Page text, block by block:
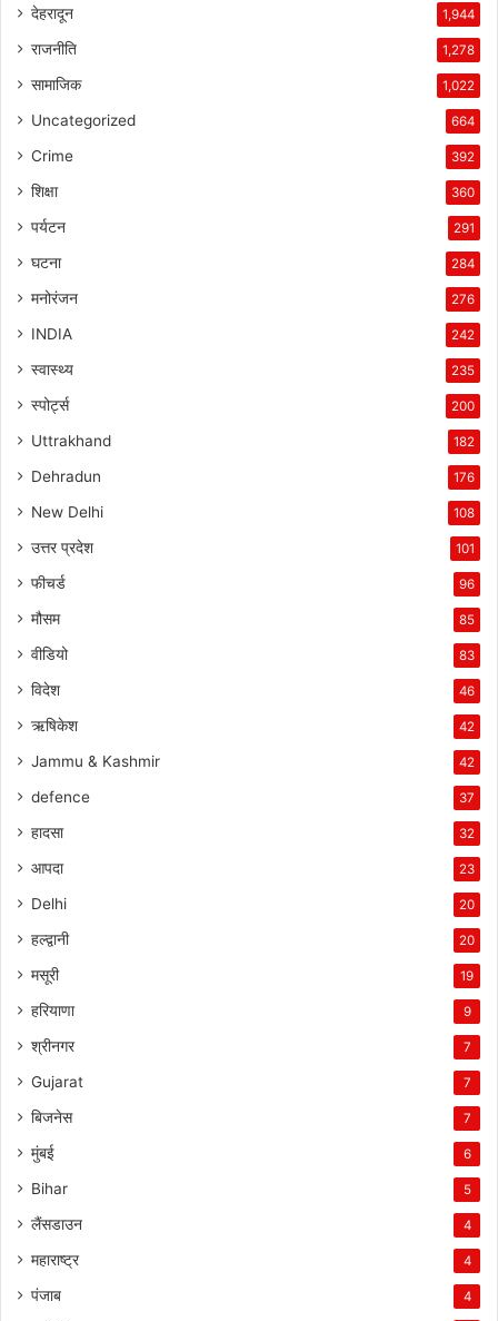
देहरादून 1,944
राजनीति 1,278
सामाजिक 1,022
Uncategorized 664
Crime 392
शिक्षा 360
पर्यटन 291
घटना 284
मनोरंजन 276
INDIA 242
स्वास्थ्य 235
स्पोर्ट्स 200
Uttrakhand 182
Dehradun 176
New Delhi 108
उत्तर प्रदेश 101
फीचर्ड 96
मौसम 85
वीडियो 83
विदेश 46
ऋषिकेश 42
Jammu & Kashmir 42
defence 37
हादसा 32
आपदा 23
Delhi 20
हल्द्वानी 20
मसूरी 19
हरियाणा 9
श्रीनगर 7
Gujarat 7
बिजनेस 7
मुंबई 6
Bihar 5
लैंसडाउन 4
महाराष्ट्र 4
पंजाब 4